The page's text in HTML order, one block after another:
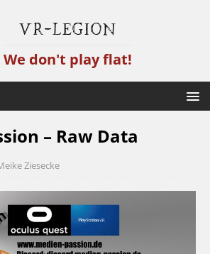
VR-Legion
We don't play flat!
– Raw Data
Ziesecke